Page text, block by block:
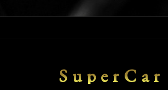
SuperCar